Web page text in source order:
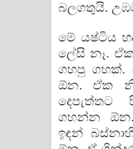
බලගතුයි.
මේ යෂ්ටිය
ලේසි නෑ.
ගහපු
ඕන. ඒක
ගහන්න
ඉඳන්